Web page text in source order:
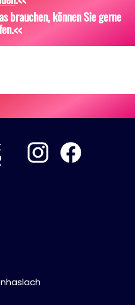
brauchen, können Sie gerne